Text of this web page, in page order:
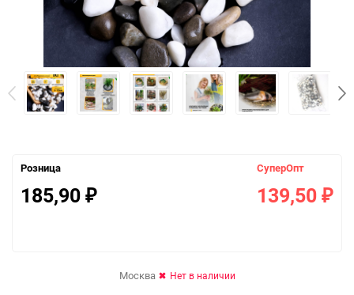
Розница
185,90 ₽
СуперОпт
139,50 ₽
Москва Нет в наличии